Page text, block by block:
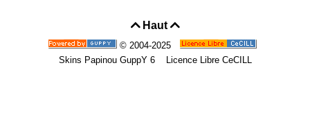
Haut 
© 2004-2025
Skins Papinou GuppY 6
Licence Libre CeCILL